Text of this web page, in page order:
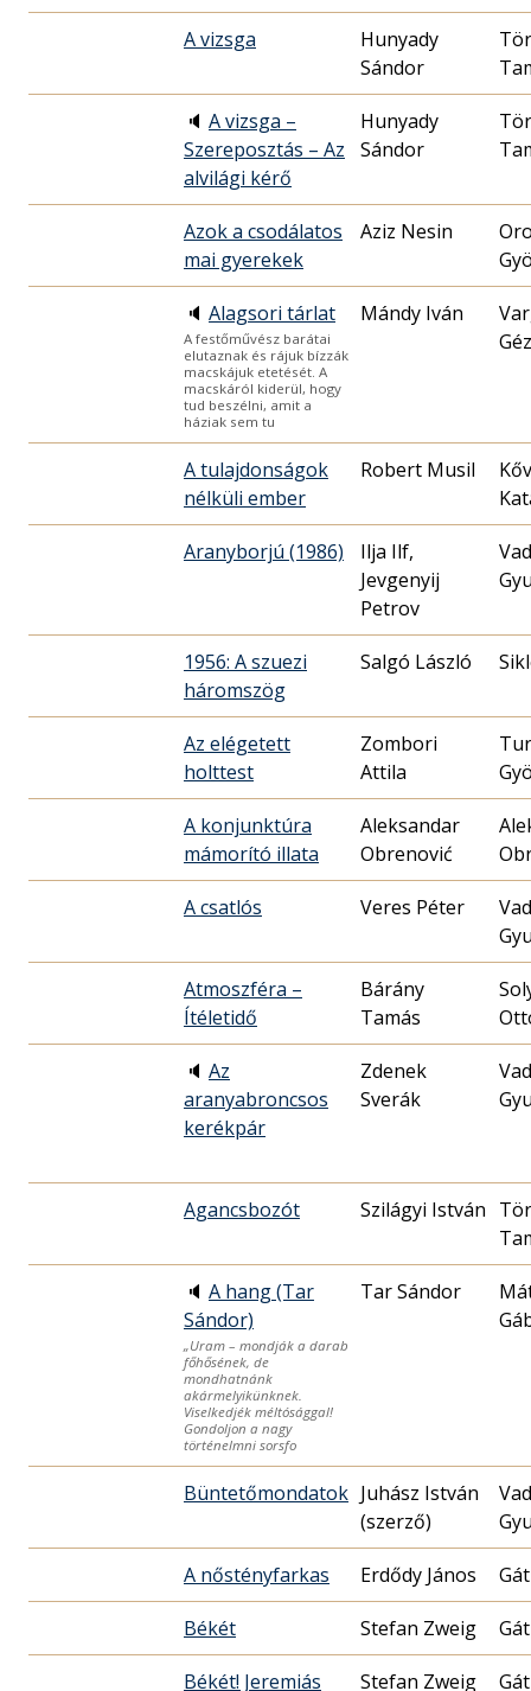
A vizsga
Hunyady
Sándor
🔈 A vizsga –
Szereposztás – Az
alvilági kérő
Hunyady
Sándor
Azok a csodálatos
mai gyerekek
Aziz Nesin
🔈 Alagsori tárlat
A festőművész barátai
elutaznak és rájuk bízzák
macskájuk etetését. A
macskáról kiderül, hogy
tud beszélni, amit a
háziak sem tu
Mándy Iván
A tulajdonságok
nélküli ember
Robert Musil
Aranyborjú (1986)
Ilja Ilf,
Jevgenyij
Petrov
1956: A szuezi
háromszög
Salgó László
Az elégetett
holttest
Zombori
Attila
A konjunktúra
mámorító illata
Aleksandar
Obrenović
A csatlós Veres Péter
Atmoszféra –
Ítéletidő
Bárány
Tamás
🔈 Az
aranyabroncsos
kerékpár
Zdenek
Sverák
Agancsbozót Szilágyi István
🔈 A hang (Tar
Sándor)
„Uram – mondják a darab
főhősének, de
mondhatnánk
akármelyikünknek.
Viselkedjék méltósággal!
Gondoljon a nagy
történelmni sorsfo
Tar Sándor
Büntetőmondatok Juhász István
(szerző)
A nőstényfarkas Erdődy János
Békét Stefan Zweig
Békét! Jeremiás Stefan Zweig